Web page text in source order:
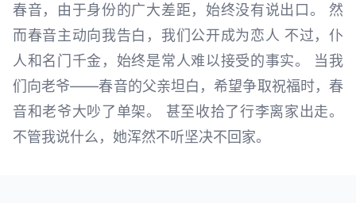
春音，由于身份的广大差距，始终没有说出口。 然
而春音主动向我告白，我们公开成为恋人 不过，仆
人和名门千金，始终是常人难以接受的事实。 当我
们向老爷——春音的父亲坦白，希望争取祝福时，春
音和老爷大吵了单架。 甚至收拾了行李离家出走。
不管我说什么，她浑然不听坚决不回家。